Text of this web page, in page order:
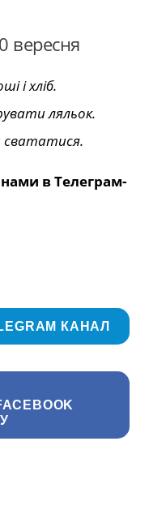
вересня
і хліб.
ляльок.
свататися.
в Телеграм-
КАНАЛ